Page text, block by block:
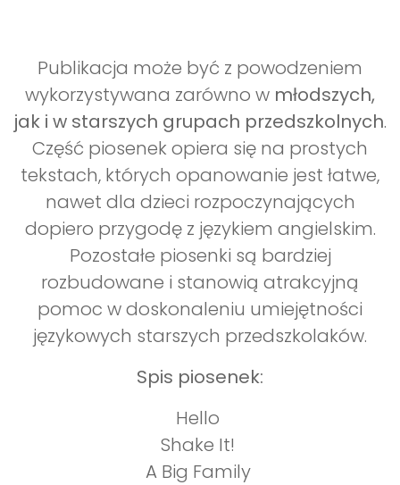
Publikacja może być z powodzeniem
wykorzystywana zarówno w młodszych,
jak i w starszych grupach przedszkolnych.
Część piosenek opiera się na prostych
tekstach, których opanowanie jest łatwe,
nawet dla dzieci rozpoczynających
dopiero przygodę z językiem angielskim.
Pozostałe piosenki są bardziej
rozbudowane i stanowią atrakcyjną
pomoc w doskonaleniu umiejętności
językowych starszych przedszkolaków.
Spis piosenek:
Hello
Shake It!
A Big Family